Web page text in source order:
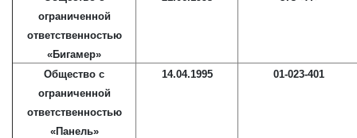
ограниченной
ответственностью
«Бигамер»
Общество с
ограниченной
ответственностью
«Панель»
14.04.1995 01-023-401